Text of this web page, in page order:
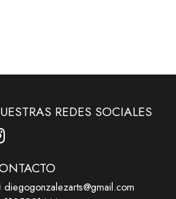
REDES SOCIALES
diegogonzalezarts@gmail.com